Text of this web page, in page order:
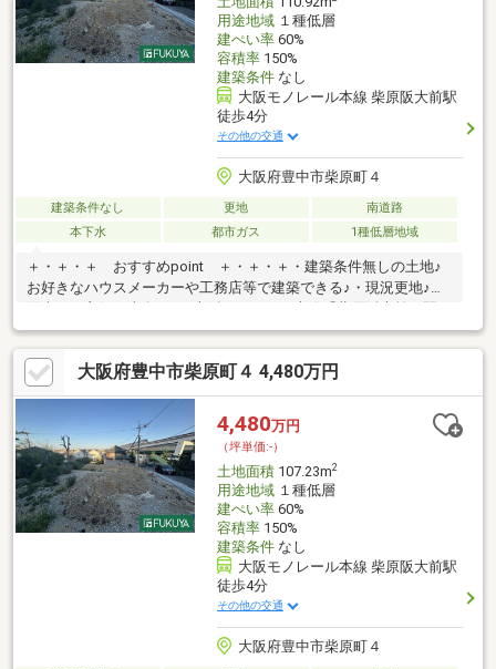
用途地域１種低層
建ぺい率60%
容積率150%
建築条件なし
大阪モノレール本線 柴原阪大前駅
徒歩4分
その他の交通
大阪府豊中市柴原町４
建築条件なし 更地
南道路
本下水
都市ガス 1種低層地域
＋・＋・＋ おすすめpoint ＋・＋・＋・建築条件無しの土地♪
お好きなハウスメーカーや工務店等で建築できる♪・現況更地♪・
で徒歩3分♪駅チカ、2駅にて伊丹空港へアクセス可能で急な出張
や通勤、旅行に便利♪・周辺はお買い物できる場所が徒歩圏内に多
数あり(スーパーやコンビニ、ドラッグストアなど)、住生活に便
利♪・緑豊かな閑静な住宅街♪・施工上の都合により設計仕様等に
変更が生じる場合がございます。・工事中の場合はヘルメットの
着用をお願いします。・記載事項に誤りがある場合がありますの
で、各業者等で調査してください。
大阪府豊中市柴原町４ 4,480万円
4,480万円
（坪単価:-）
土地面積107.23m2
用途地域１種低層
建ぺい率60%
容積率150%
建築条件なし
大阪モノレール本線 柴原阪大前駅
徒歩4分
その他の交通
大阪府豊中市柴原町４